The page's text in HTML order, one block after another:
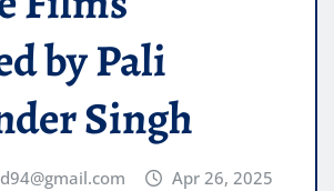
by Pali
Singh
Apr 26, 2025